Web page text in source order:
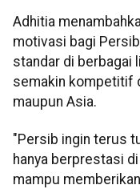
Adhitia
motivasi bagi
standar di berbagai
semakin kompetitif
maupun Asia.
"Persib ingin terus
hanya berprestasi
mampu